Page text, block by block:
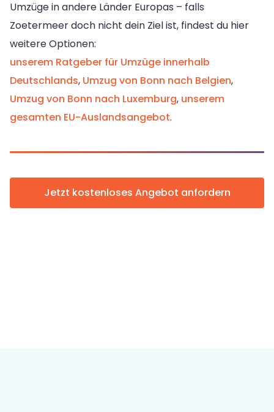
Umzüge in andere Länder Europas – falls
Zoetermeer doch nicht dein Ziel ist, findest du hier
weitere Optionen:
unserem Ratgeber für Umzüge innerhalb
Deutschlands, Umzug von Bonn nach Belgien,
Umzug von Bonn nach Luxemburg, unserem
gesamten EU-Auslandsangebot.
Jetzt kostenloses Angebot anfordern